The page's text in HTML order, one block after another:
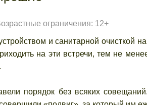
ограничения: 12+
и санитарной очисткой
на эти встречи, тем не
.
порядок без всяких